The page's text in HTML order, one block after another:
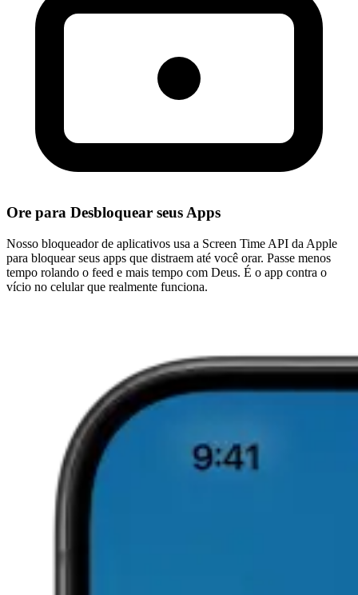
Ore para Desbloquear seus Apps
Nosso bloqueador de aplicativos usa a Screen Time API da Apple
para bloquear seus apps que distraem até você orar. Passe menos
tempo rolando o feed e mais tempo com Deus. É o app contra o
vício no celular que realmente funciona.